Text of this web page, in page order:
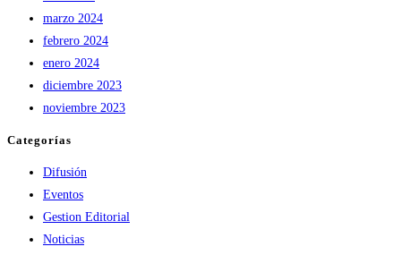
marzo 2024
febrero 2024
enero 2024
diciembre 2023
noviembre 2023
Categorías
Difusión
Eventos
Gestion Editorial
Noticias